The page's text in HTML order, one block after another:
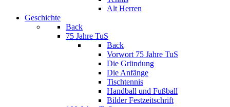
Alt Herren
Geschichte
Back
75 Jahre TuS
Back
Vorwort 75 Jahre TuS
Die Gründung
Die Anfänge
Tischtennis
Handball und Fußball
Bilder Festzeitschrift